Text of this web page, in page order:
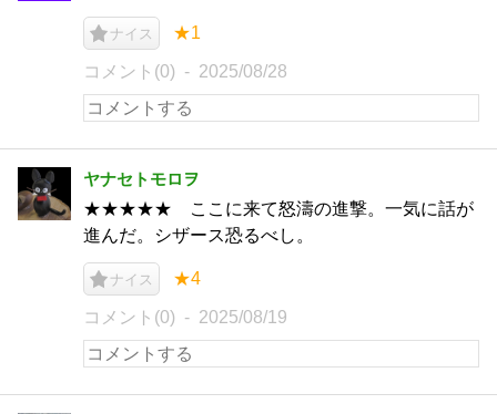
ナイス ★1
コメント(0) 2025/08/28
ヤナセトモロヲ
★★★★★ ここに来て怒濤の進撃。一気に話が
進んだ。シザース恐るべし。
ナイス ★4
コメント(0) 2025/08/19